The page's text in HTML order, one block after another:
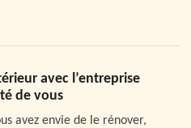
avec l’entreprise
de vous
avez envie de le rénover,